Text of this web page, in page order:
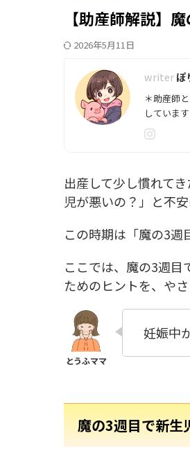
【助産師解説】
2026年5月11日
ぽ
＊助産師
していま
出産して少し慣れて
児が悪いの？」と不
この時期は「魔の3週
ここでは、魔の3週
ためのヒントを、や
妊娠中
魔の3週目で新生